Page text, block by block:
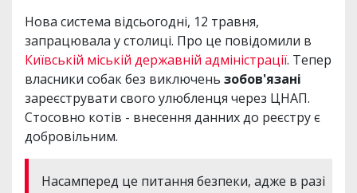
Нова система відсьогодні, 12 травня,
запрацювала у столиці. Про це повідомили в
Київській міській державній адміністрації. Тепер
власники собак без виключень зобов'язані
зареєструвати свого улюбленця через ЦНАП.
Стосовно котів - внесення данних до реєстру є
добровільним.
Насамперед це питання безпеки, адже в разі